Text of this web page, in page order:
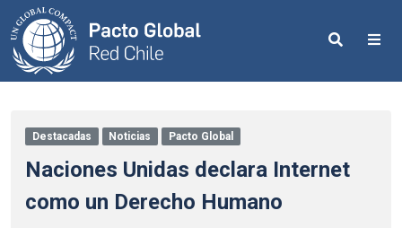
Search
Destacadas Noticias Pacto Global
Naciones Unidas declara Internet
como un Derecho Humano